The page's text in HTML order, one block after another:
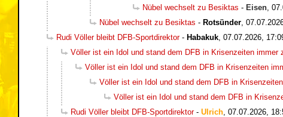
Nübel wechselt zu Besiktas - Eisen
Nübel wechselt zu Besiktas - Rotsünder
Rudi Völler bleibt DFB-Sportdirektor- Habakuk 07.07.2026,
Völler ist ein Idol und stand dem DFB in Krisenzeiten immer
Völler ist ein Idol und stand dem DFB in Krisenzeiten
Völler ist ein Idol und stand dem DFB in
Völler ist ein Idol und stand dem DFB in
Rudi Völler bleibt DFB-Sportdirektor- Ulrich 07.07.2026,